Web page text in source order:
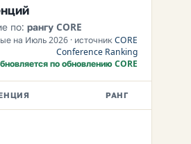
по: рангу CORE
на Июль 2026 · источникCORE
Conference Ranking
по обновлению CORE
РАНГ